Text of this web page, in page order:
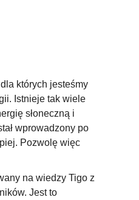
których jesteśmy
Istnieje tak wiele
słoneczną i
wprowadzony po
Pozwolę więc
na wiedzy Tigo z
Jest to